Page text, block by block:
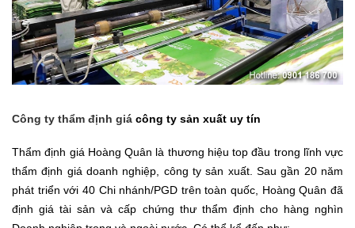
Công ty thẩm định giá công ty sản xuất uy tín
Thẩm định giá Hoàng Quân là thương hiệu top đầu trong lĩnh vực
thẩm định giá doanh nghiệp, công ty sản xuất. Sau gần 20 năm
phát triển với 40 Chi nhánh/PGD trên toàn quốc, Hoàng Quân đã
định giá tài sản và cấp chứng thư thẩm định cho hàng nghìn